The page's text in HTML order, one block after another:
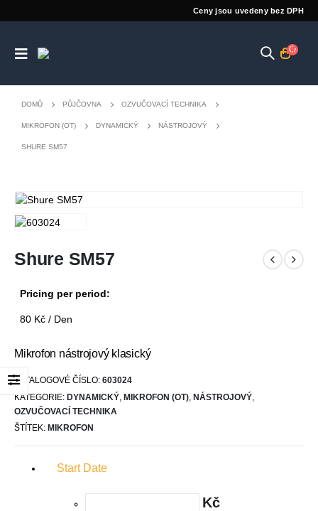
Ceny jsou uvedeny bez DPH
DOMŮ PŮJČOVNA OZVUČOVACÍ TECHNIKA
MIKROFON (OT) DYNAMICKÝ NÁSTROJOVÝ
SHURE SM57
Shure SM57
Pricing per period:
80 Kč / Den
Mikrofon nástrojový klasický
KATALOGOVÉ ČÍSLO: 603024
KATEGORIE: DYNAMICKÝ MIKROFON (OT) NÁSTROJOVÝ
OZVUČOVACÍ TECHNIKA
ŠTÍTEK: MIKROFON
Start Date
Kč